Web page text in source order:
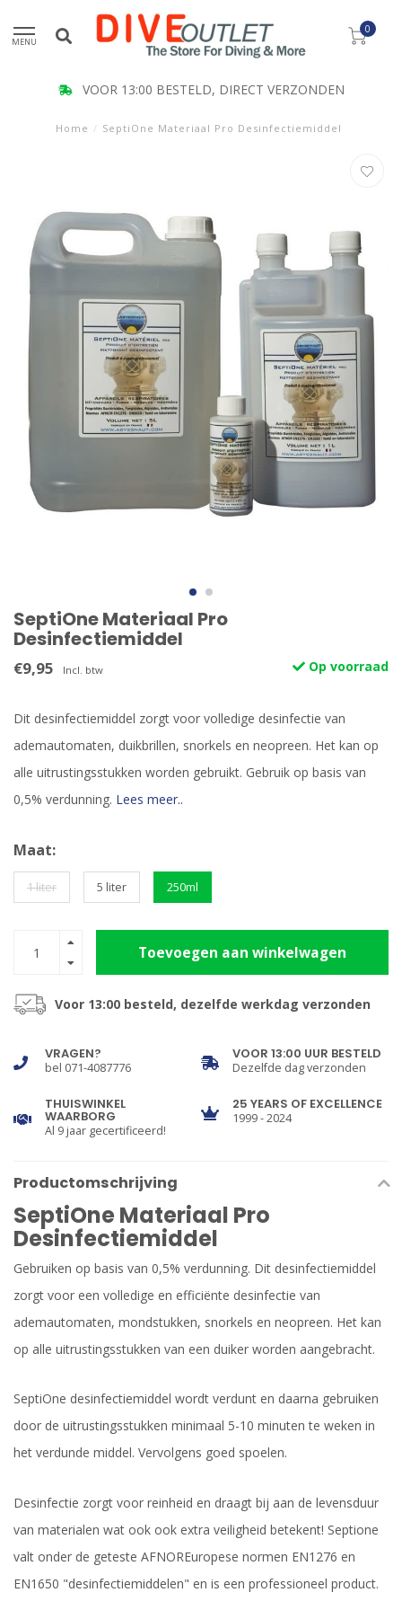
MENU
0
VOOR 13:00 BESTELD, DIRECT VERZONDEN
Home / SeptiOne Materiaal Pro Desinfectiemiddel
SeptiOne Materiaal Pro
Desinfectiemiddel
€9,95 Incl. btw Op voorraad
Dit desinfectiemiddel zorgt voor volledige desinfectie van
ademautomaten, duikbrillen, snorkels en neopreen. Het kan op
alle uitrustingsstukken worden gebruikt. Gebruik op basis van
0,5% verdunning. Lees meer..
Maat:
1 liter 5 liter 250ml
Toevoegen aan winkelwagen
Voor 13:00 besteld, dezelfde werkdag verzonden
VRAGEN?
bel 071-4087776
VOOR 13:00 UUR BESTELD
Dezelfde dag verzonden
THUISWINKEL
WAARBORG
Al 9 jaar gecertificeerd!
25 YEARS OF EXCELLENCE
1999 - 2024
Productomschrijving
SeptiOne Materiaal Pro
Desinfectiemiddel
Gebruiken op basis van 0,5% verdunning. Dit desinfectiemiddel
zorgt voor een volledige en efficiënte desinfectie van
ademautomaten, mondstukken, snorkels en neopreen. Het kan
op alle uitrustingsstukken van een duiker worden aangebracht.
SeptiOne desinfectiemiddel wordt verdunt en daarna gebruiken
door de uitrustingsstukken minimaal 5-10 minuten te weken in
het verdunde middel. Vervolgens goed spoelen.
Desinfectie zorgt voor reinheid en draagt bij aan de levensduur
van materialen wat ook ook extra veiligheid betekent! Septione
valt onder de geteste AFNOREuropese normen EN1276 en
EN1650 "desinfectiemiddelen" en is een professioneel product.